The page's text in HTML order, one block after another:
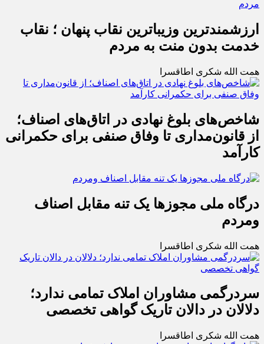
ارزشمندترین وزیباترین نقاب پنهان ؛ نقاب
خدمت بدون منت به مردم
همت الله شکری اطاقسرا
شاخص‌های بلوغ نهادی در اتاق‌های اصناف؛
از قانون‌مداری تا وفاق صنفی برای حکمرانی
کارآمد
درگاه ملی مجوزها یک تنه مقابل اصناف
ومردم
همت الله شکری اطاقسرا
سردرگمی مشاوران املاک تمامی ندارد؛
دلالان در دالان تاریک گواهی تخصصی
همت الله شکری اطاقسرا